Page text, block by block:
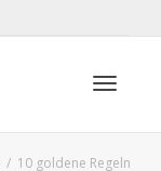
10 goldene Regeln